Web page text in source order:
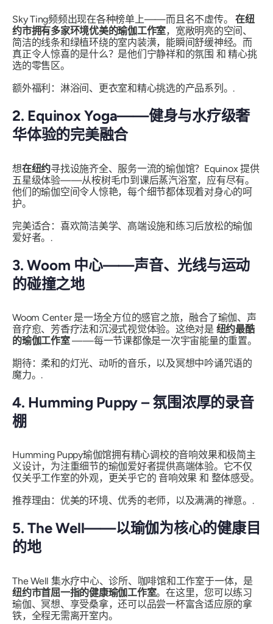
Sky Ting频频出现在各种榜单上——而且名不虚传。在纽
约市拥有多家环境优美的瑜伽工作室，宽敞明亮的空间、
简洁的线条和绿植环绕的室内装潢，能瞬间舒缓神经。而
真正令人惊喜的是什么？是他们宁静祥和的氛围 和 精心挑
选的零售区。
额外福利：淋浴间、更衣室和精心挑选的产品系列。.
2. Equinox Yoga——健身与水疗级奢
华体验的完美融合
想在纽约寻找设施齐全、服务一流的瑜伽馆？Equinox 提供
五星级体验——从桉树毛巾到课后蒸汽浴室， 应有尽有。
他们的瑜伽空间令人惊艳，每个细节都体现着对身心的呵
护。
完美适合：喜欢简洁美学、高端设施和练习后放松的瑜伽
爱好者。.
3. Woom 中心——声音、光线与运动
的碰撞之地
Woom Center 是一场全方位的感官之旅，融合了瑜伽、声
音疗愈、芳香疗法和沉浸式视觉体验。这绝对是 纽约最酷
的瑜伽工作室——每一节课都像是一次宇宙能量的重置。
期待：柔和的灯光、动听的音乐，以及冥想中吟诵咒语的
魔力。.
4. Humming Puppy – 氛围浓厚的录音
棚
Humming Puppy瑜伽馆拥有精心调校的音响效果和极简主
义设计，为注重细节的瑜伽爱好者提供高端体验。它不仅
仅关乎工作室的外观，更关乎它的音响效果 和 整体感受。
推荐理由：优美的环境、优秀的老师，以及满满的禅意。.
5. The Well——以瑜伽为核心的健康目
的地
The Well 集水疗中心、诊所、咖啡馆和工作室于一体，是
纽约市首屈一指的健康瑜伽工作室。在这里，您可以练习
瑜伽、冥想、享受桑拿，还可以品尝一杯富含适应原的拿
铁，全程无需离开室内。